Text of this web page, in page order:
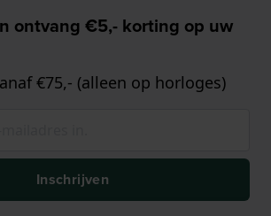
ontvang €5,- korting op uw
€75,- (alleen op horloges)
Inschrijven